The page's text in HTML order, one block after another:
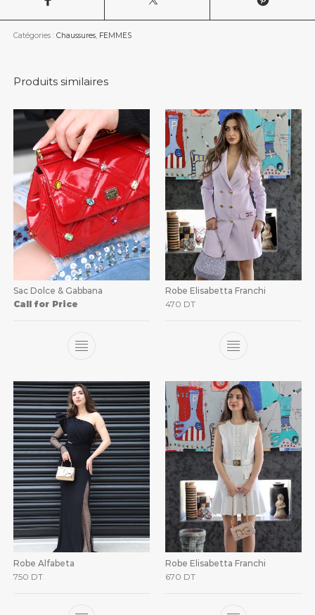
Catégories : Chaussures, FEMMES
Produits similaires
Sac Dolce & Gabbana
Call for Price
Robe Elisabetta Franchi
470 DT
Robe Alfabeta
750 DT
Robe Elisabetta Franchi
670 DT